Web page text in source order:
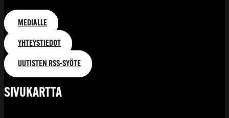
MEDIALLE
YHTEYSTIEDOT
UUTISTEN RSS-SYÖTE
SIVUKARTTA